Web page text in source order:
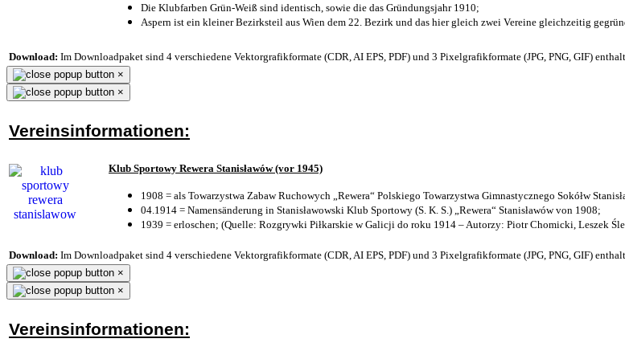
Die Klubfarben Grün-Weiß sind identisch, sowie die das Gründungsjahr 1910;
Aspern ist ein kleiner Bezirksteil aus Wien dem 22. Bezirk und das hier gleich zwei Vereine gleichzeitig
Download: Im Downloadpaket sind 4 verschiedene Vektorgrafikformate (CDR, AI EPS, PDF) und 3 Pixelgrafikformate (JPG, PNG, GIF)
×
×
Vereinsinformationen:
Klub Sportowy Rewera Stanisławów (vor 1945)
1908 = als Towarzystwa Zabaw Ruchowych „Rewera“ Polskiego Towarzystwa Gimnastycznego Sokółw
04.1914 = Namensänderung in Stanisławowski Klub Sportowy (S. K. S.) „Rewera“ Stanisławów von 1908;
1939 = erloschen; (Quelle: Rozgrywki Piłkarskie w Galicji do roku 1914 – Autorzy: Piotr Chomicki, Leszek
Download: Im Downloadpaket sind 4 verschiedene Vektorgrafikformate (CDR, AI EPS, PDF) und 3 Pixelgrafikformate (JPG, PNG, GIF)
×
×
Vereinsinformationen: